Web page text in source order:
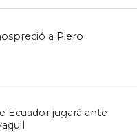
a Piero
Ecuador jugará ante